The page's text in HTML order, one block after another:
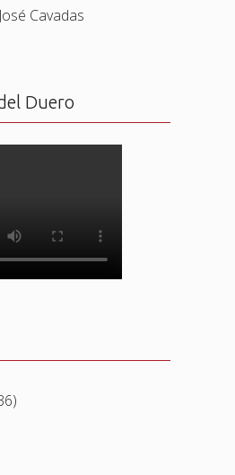
Cavadas
Duero